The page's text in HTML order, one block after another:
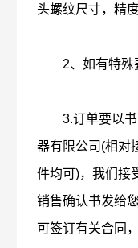
头螺纹尺寸，精度
2、如有特殊要
3.订单要以书
器有限公司(相对
件均可)，我们接
销售确认书发给
可签订有关合同